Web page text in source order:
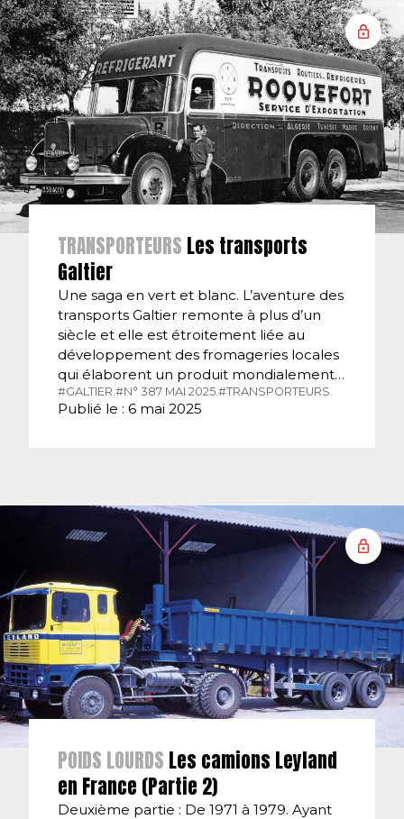
TRANSPORTEURS Les transports
Galtier
Une saga en vert et blanc. L’aventure des
transports Galtier remonte à plus d’un
siècle et elle est étroitement liée au
développement des fromageries locales
qui élaborent un produit mondialement…
#GALTIER.#N° 387 MAI 2025.#TRANSPORTEURS.
Publié le : 6 mai 2025
POIDS LOURDS Les camions Leyland
en France (Partie 2)
Deuxième partie : De 1971 à 1979. Ayant